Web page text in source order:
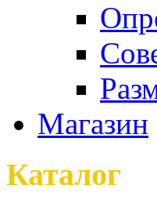
Магазин
Каталог